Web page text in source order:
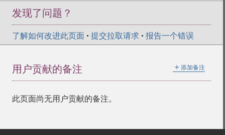
发现了问题？
了解如何改进此页面 • 提交拉取请求 • 报告一个错误
＋ 添加备注
用户贡献的备注
此页面尚无用户贡献的备注。